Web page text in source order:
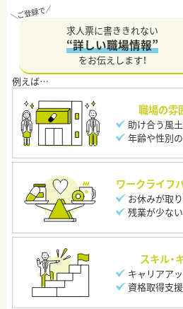
求人票に書ききれない
“詳しい職場情報”
をお伝えします！
職場の雰
助け合う風
年齢や性別
ワークライフ
お休みが取
残業が少ない
スキル・
キャリアア
資格取得支